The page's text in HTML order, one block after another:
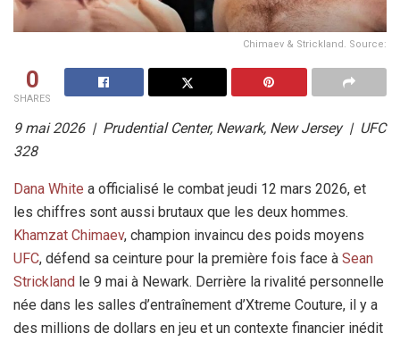
Chimaev & Strickland. Source:
0
SHARES
9 mai 2026 | Prudential Center, Newark, New Jersey | UFC
328
Dana White a officialisé le combat jeudi 12 mars 2026, et
les chiffres sont aussi brutaux que les deux hommes.
Khamzat Chimaev, champion invaincu des poids moyens
UFC, défend sa ceinture pour la première fois face à Sean
Strickland le 9 mai à Newark. Derrière la rivalité personnelle
née dans les salles d’entraînement d’Xtreme Couture, il y a
des millions de dollars en jeu et un contexte financier inédit